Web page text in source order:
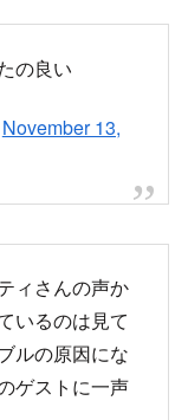
の原因にな
ゲストに一声